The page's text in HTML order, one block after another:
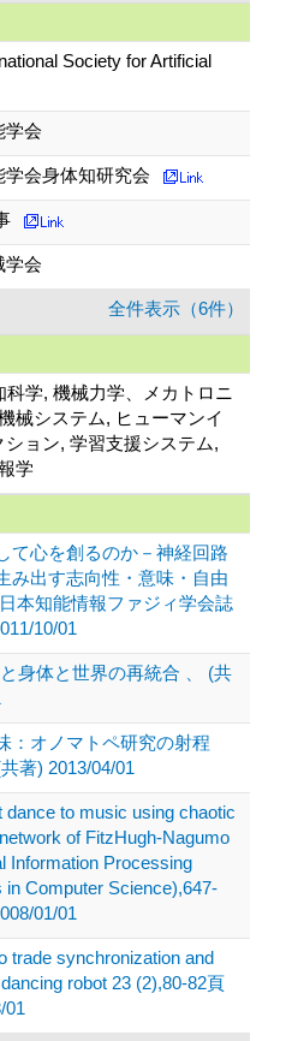
Society for Artificial
学会
学会身体知研究会
学会
全件表示（6件）
学, 機械力学、メカトロニ
械システム, ヒューマンイ
ョン, 学習支援システム,
学
て心を創るのか－神経回路
み出す志向性・意味・自由
本知能情報ファジィ学会誌
10/01
身体と世界の再統合 、 (共
：オノマトペ研究の射程
共著) 2013/04/01
dance to music using chaotic
of FitzHugh-Nagumo
Information Processing
in Computer Science),647-
01/01
trade synchronization and
robot 23 (2),80-82頁
01